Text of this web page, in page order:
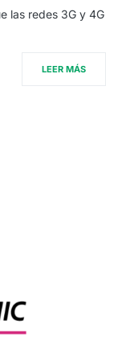
las redes 3G y 4G
LEER MÁS